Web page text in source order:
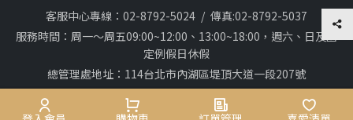
客服中心專線：02-8792-5024 / 傳真:02-8792-5037
服務時間：周一～周五09:00~12:00、13:00~18:00，週六、日及國
定例假日休假
總管理處地址：114台北市內湖區堤頂大道一段207號
本網站建議採用chrome瀏覽器,瀏覽更順暢
Copyright © 2012~All rights reserved